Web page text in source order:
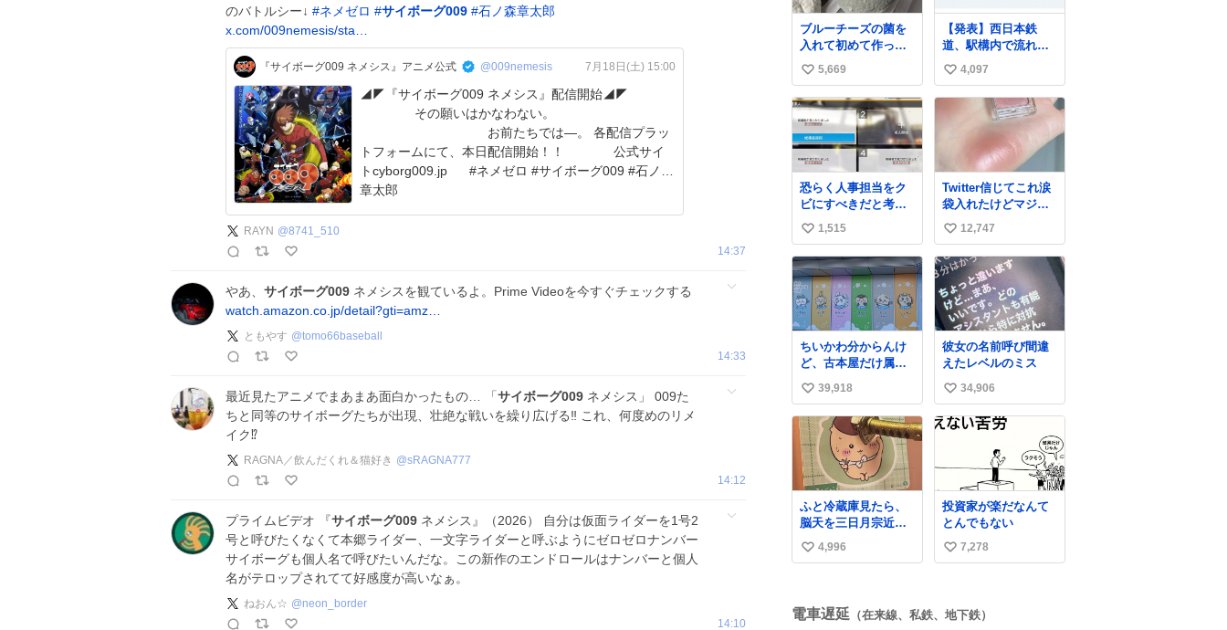
のバトルシー↓ #ネメゼロ #サイボーグ009 #石ノ森章太郎
x.com/009nemesis/sta…
『サイボーグ009 ネメシス』アニメ公式 @009nemesis 7月18日(土) 15:00
◢◤『サイボーグ009 ネメシス』配信開始◢◤
⠀⠀⠀⠀⠀⠀その願いはかなわない。
⠀⠀⠀⠀⠀⠀⠀⠀⠀⠀⠀⠀⠀⠀お前たちでは―。 各配信プラッ
トフォームにて、本日配信開始！！ ⠀⠀⠀⠀⠀公式サイ
トcyborg009.jp ⠀⠀#ネメゼロ #サイボーグ009 #石ノ森
章太郎
RAYN @8741_510
14:37
やあ、 サイボーグ009 ネメシスを観ているよ。Prime Videoを今すぐチェックする
watch.amazon.co.jp/detail?gti=amz…
ともやす @tomo66baseball
14:33
最近見たアニメでまあまあ面白かったもの… 「 サイボーグ009 ネメシス」 009た
ちと同等のサイボーグたちが出現、壮絶な戦いを繰り広げる‼️ これ、何度めのリメ
イク⁉️
RAGNA／飲んだくれ＆猫好き @sRAGNA777
14:12
プライムビデオ 『サイボーグ009 ネメシス』（2026） 自分は仮面ライダーを1号2
号と呼びたくなくて本郷ライダー、一文字ライダーと呼ぶようにゼロゼロナンバー
サイボーグも個人名で呼びたいんだな。この新作のエンドロールはナンバーと個人
名がテロップされてて好感度が高いなぁ。
ねおん☆ @neon_border
14:10
ブルーチーズの菌を
入れて初めて作って
みたチーズなんだけ
ど 本能でちょっとヤ
バいと思っちゃう見
た目だな
い
い
ね
数
5,669
【発表】西日本鉄
道、駅構内で流れ
た“不適切音声”に声
明「被害届も検討」
news.livedoor.com/
article/detail… 4日に
西鉄福岡（天神）駅
および薬院駅で発生
した駅構内放送事案
について声明を公表
した。「第三者によ
って駅構内放送設備
に外部から不正に音
声が流された可能性
も含めて確認を実
施」と説明した。
い
い
ね
4,097
恐らく人事担当をク
ビにすべきだと考え
られるが‥‥‥
い
い
ね
数
1,515
Twitter信じてこれ涙
袋入れたけどマジで
盛れた…ありがと
う…
い
い
ね
数
12,747
ちいかわ分からんけ
ど、古本屋だけ属性
が名前になってるの
はどういうこと？
い
い
ね
数
39,918
彼女の名前呼び間違
えたレベルのミス
い
い
ね
34,906
ふと冷蔵庫見たら、
脳天を三日月宗近に
突き刺されてるくり
まんじゅうパイセン
い
数
4,996
投資家が楽だなんて
とんでもない
い
数
7,278
電車遅延 （在来線、私鉄、地下鉄）